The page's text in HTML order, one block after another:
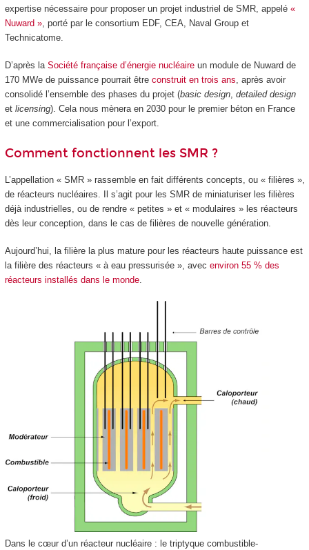
expertise nécessaire pour proposer un projet industriel de SMR, appelé «
Nuward », porté par le consortium EDF, CEA, Naval Group et
Technicatome.
D’après la Société française d’énergie nucléaireun module de Nuward de
170 MWe de puissance pourrait être construit en trois ans, après avoir
consolidé l’ensemble des phases du projet (basic design, detailed design
et licensing). Cela nous mènera en 2030 pour le premier béton en France
et une commercialisation pour l’export.
Comment fonctionnent les SMR ?
L’appellation « SMR » rassemble en fait différents concepts, ou « filières »,
de réacteurs nucléaires. Il s’agit pour les SMR de miniaturiser les filières
déjà industrielles, ou de rendre « petites » et « modulaires » les réacteurs
dès leur conception, dans le cas de filières de nouvelle génération.
Aujourd’hui, la filière la plus mature pour les réacteurs haute puissance est
la filière des réacteurs « à eau pressurisée », avec environ 55 % des
réacteurs installés dans le monde.
Dans le cœur d’un réacteur nucléaire : le triptyque combustible-